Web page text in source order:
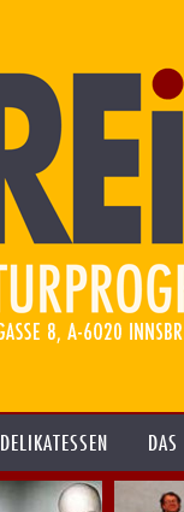
DELIKATESSEN